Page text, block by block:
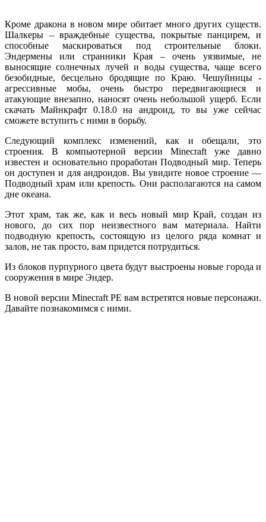
Кроме дракона в новом мире обитает много других существ.
Шалкеры – враждебные существа, покрытые панцирем, и
способные маскироваться под строительные блоки.
Эндермены или странники Края – очень уязвимые, не
выносящие солнечных лучей и воды существа, чаще всего
безобидные, бесцельно бродящие по Краю. Чешуйницы -
агрессивные мобы, очень быстро передвигающиеся и
атакующие внезапно, наносят очень небольшой ущерб. Если
скачать Майнкрафт 0.18.0 на андроид, то вы уже сейчас
сможете вступить с ними в борьбу.
Следующий комплекс изменений, как и обещали, это
строения. В компьютерной версии Minecraft уже давно
известен и основательно проработан Подводный мир. Теперь
он доступен и для андроидов. Вы увидите новое строение —
Подводный храм или крепость. Они располагаются на самом
дне океана.
Этот храм, так же, как и весь новый мир Край, создан из
нового, до сих пор неизвестного вам материала. Найти
подводную крепость, состоящую из целого ряда комнат и
залов, не так просто, вам придется потрудиться.
Из блоков пурпурного цвета будут выстроены новые города и
сооружения в мире Эндер.
В новой версии Minecraft РЕ вам встретятся новые персонажи.
Давайте познакомимся с ними.